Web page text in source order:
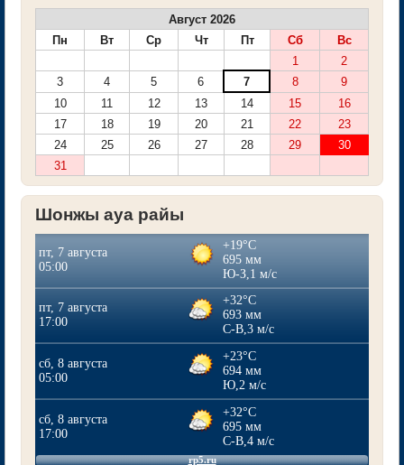
Август 2026
Пн
Вт Ср Чт Пт Сб
Вс
1
2
3
4 5 6 7 8
9
10
11 12 13 14 15
16
17
18 19 20 21 22
23
24
25 26 27 28 29
30
31
Шонжы ауа райы